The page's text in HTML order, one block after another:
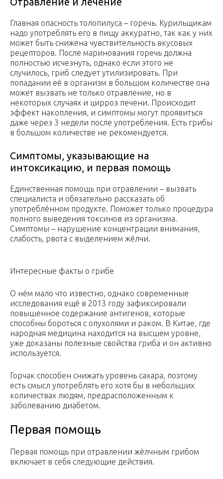
Главная опасность толопилуса – горечь. Курильщикам
надо употреблять его в пищу аккуратно, так как у них
может быть снижена чувствительность вкусовых
рецепторов. После маринования горечь должна
полностью исчезнуть, однако если этого не
случилось, гриб следует утилизировать. При
попадании её в организм в большом количестве она
может вызвать не только отравление, но в
некоторых случаях и цирроз печени. Происходит
эффект накопления, и симптомы могут проявиться
даже через 3 недели после употребления. Есть грибы
в большом количестве не рекомендуется.
Симптомы, указывающие на
интоксикацию, и первая помощь
Единственная помощь при отравлении – вызвать
специалиста и обязательно рассказать об
употреблённом продукте. Поможет только процедура
полного выведения токсинов из организма.
Симптомы – нарушение концентрации внимания,
слабость, рвота с выделением жёлчи.
Интересные факты о грибе
О нём мало что известно, однако современные
исследования ещё в 2013 году зафиксировали
повышенное содержание антигенов, которые
способны бороться с опухолями и раком. В Китае, где
народная медицина находится на высшем уровне,
уже доказаны полезные свойства гриба и он активно
используется.
Горчак способен снижать уровень сахара, поэтому
есть смысл употреблять его хотя бы в небольших
количествах людям, предрасположенным к
заболеванию диабетом.
Первая помощь
Первая помощь при отравлении жёлчным грибом
включает в себя следующие действия.